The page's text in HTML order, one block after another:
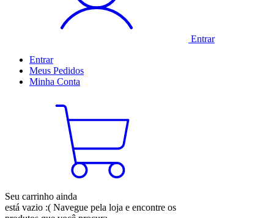
Entrar
Entrar
Meus Pedidos
Minha Conta
Seu carrinho ainda
está vazio :( Navegue pela loja e encontre os